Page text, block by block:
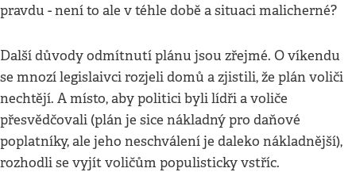
pravdu - není to ale v téhle době a situaci malicherné?
Další důvody odmítnutí plánu jsou zřejmé. O víkendu
se mnozí legislaivci rozjeli domů a zjistili, že plán voliči
nechtějí. A místo, aby politici byli lídři a voliče
přesvědčovali (plán je sice nákladný pro daňové
poplatníky, ale jeho neschválení je daleko nákladnější),
rozhodli se vyjít voličům populisticky vstříc.